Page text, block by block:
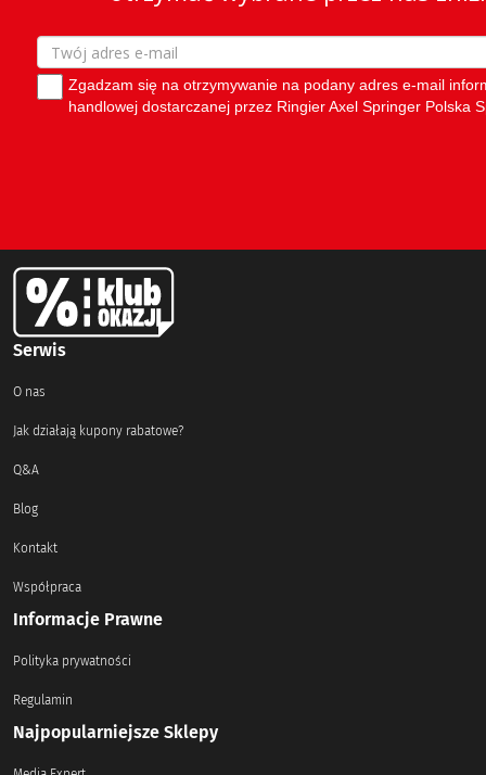
Serwis
O nas
Jak działają kupony rabatowe?
Q&A
Blog
Kontakt
Współpraca
Informacje Prawne
Polityka prywatności
Regulamin
Najpopularniejsze Sklepy